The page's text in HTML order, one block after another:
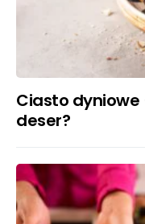
Ciasto dyniowe
deser?